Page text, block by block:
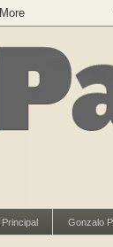
Principal Gonzalo